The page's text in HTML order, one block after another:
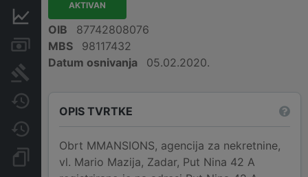
Financijski podaci
Računi i blokade
Promjene
Dokumenti i objave
AKTIVAN
OIB
87742808076
MBS
98117432
Datum osnivanja
05.02.2020.
OPIS TVRTKE
Obrt MMANSIONS, agencija za nekretnine,
vl. Mario Mazija, Zadar, Put Nina 42 A